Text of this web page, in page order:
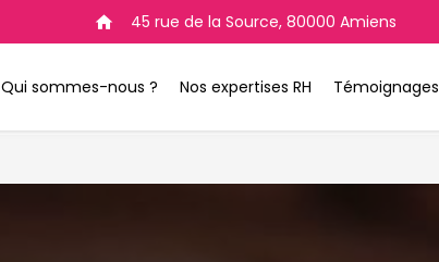
home 45 rue de la Source, 80000 Amiens
Qui sommes-nous ? Nos expertises RH Témoignages